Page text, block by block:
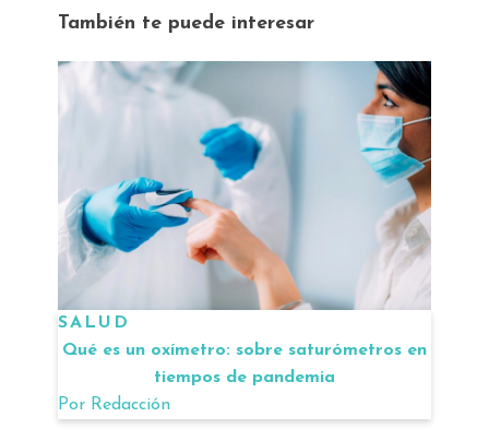
También te puede interesar
SALUD
Qué es un oxímetro: sobre saturómetros en
tiempos de pandemia
Por Redacción